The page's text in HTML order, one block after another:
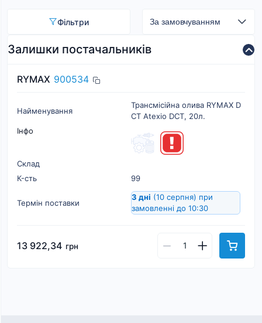
Фільтри
Залишки постачальників
RYMAX 900534
Найменування
Трансмісійна олива RYMAX D
CT Atexio DCT, 20л.
Інфо
Склад
К-cть
99
Термін поставки
3 дні (10 серпня) при
замовленні до 10:30
13 922,34 грн